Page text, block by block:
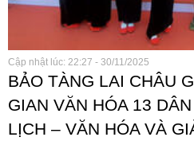
Cập nhật lúc: 22:27 - 30/11/2025
BẢO TÀNG LAI CHÂU
GIAN VĂN HÓA 13
LỊCH – VĂN HÓA VÀ